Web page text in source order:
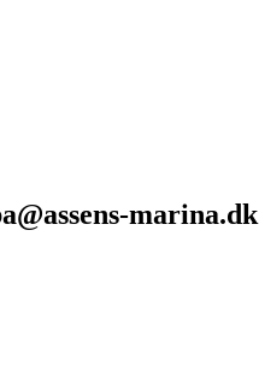
marina.dk